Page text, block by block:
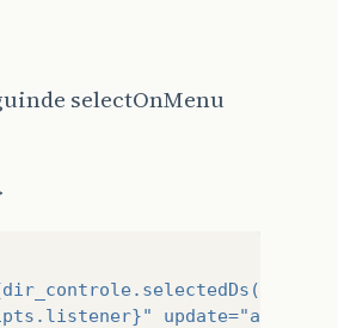
selectOnMenu
update="arquivo2"